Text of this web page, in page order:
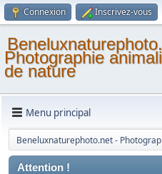
Connexion Inscrivez-vous
Photographie
de nature
Menu principal
Beneluxnaturephoto.net -
Attention !